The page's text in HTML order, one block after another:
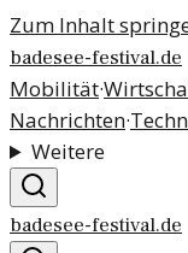
Zum Inhalt
badesee-festival.de
Mobilität·
Nachrichten·
Weitere
badesee-festival.de